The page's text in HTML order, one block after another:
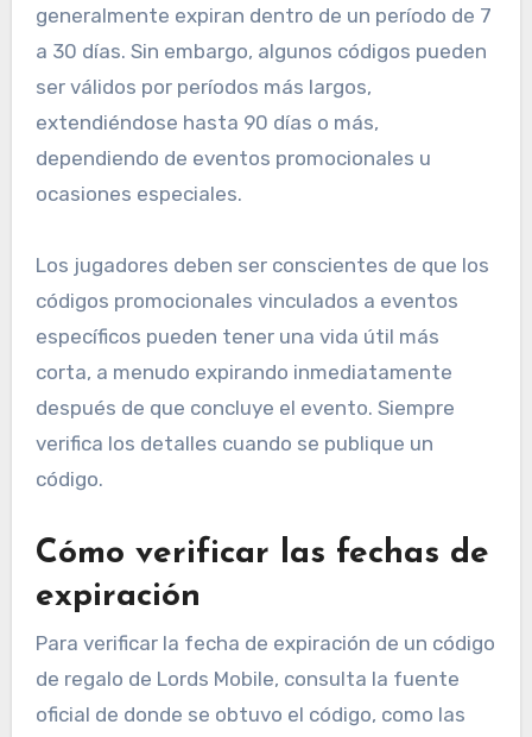
generalmente expiran dentro de un período de 7
a 30 días. Sin embargo, algunos códigos pueden
ser válidos por períodos más largos,
extendiéndose hasta 90 días o más,
dependiendo de eventos promocionales u
ocasiones especiales.
Los jugadores deben ser conscientes de que los
códigos promocionales vinculados a eventos
específicos pueden tener una vida útil más
corta, a menudo expirando inmediatamente
después de que concluye el evento. Siempre
verifica los detalles cuando se publique un
código.
Cómo verificar las fechas de
expiración
Para verificar la fecha de expiración de un código
de regalo de Lords Mobile, consulta la fuente
oficial de donde se obtuvo el código, como las